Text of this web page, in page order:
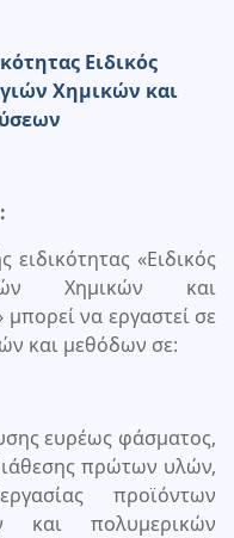
Ειδικός
Χημικών και
«Ειδικός
Χημικών και
να εργαστεί σε
και μεθόδων σε:
ευρέως φάσματος,
πρώτων υλών,
προϊόντων
και πολυμερικών